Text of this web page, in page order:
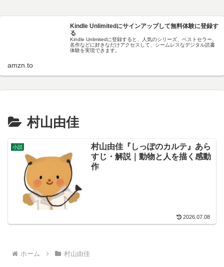
Kindle Unlimitedにサインアップして無料体験に登録す
る
Kindle Unlimitedに登録すると、人気のシリーズ、ベストセラー、
名作などに好きなだけアクセスして、シームレスなデジタル読書
体験を実現できます。
amzn.to
村山由佳
小説
村山由佳『しっぽのカルテ』あら
すじ・解説｜動物と人を描く感動
作
2026.07.08
ホーム 村山由佳